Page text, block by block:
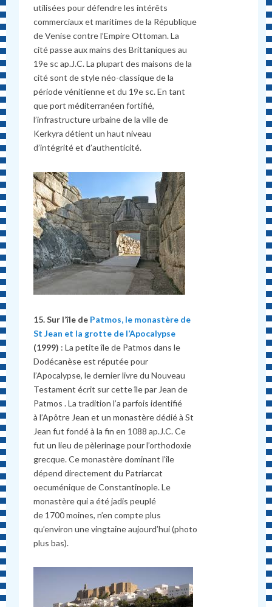
utilisées pour défendre les intérêts
commerciaux et maritimes de la République
de Venise contre l’Empire Ottoman. La
cité passe aux mains des Brittaniques au
19e sc ap.J.C. La plupart des maisons de la
cité sont de style néo-classique de la
période vénitienne et du 19e sc. En tant
que port méditerranéen fortifié,
l’infrastructure urbaine de la ville de
Kerkyra détient un haut niveau
d’intégrité et d’authenticité.
15. Sur l’île de Patmos, le monastère de
St Jean et la grotte de l’Apocalypse
(1999) : La petite île de Patmos dans le
Dodécanèse est réputée pour
l’Apocalypse, le dernier livre du Nouveau
Testament écrit sur cette île par Jean de
Patmos . La tradition l’a parfois identifié
à l’Apôtre Jean et un monastère dédié à St
Jean fut fondé à la fin en 1088 ap.J.C. Ce
fut un lieu de pèlerinage pour l’orthodoxie
grecque. Ce monastère dominant l’île
dépend directement du Patriarcat
oecuménique de Constantinople. Le
monastère qui a été jadis peuplé
de 1700 moines, n’en compte plus
qu’environ une vingtaine aujourd’hui (photo
plus bas).